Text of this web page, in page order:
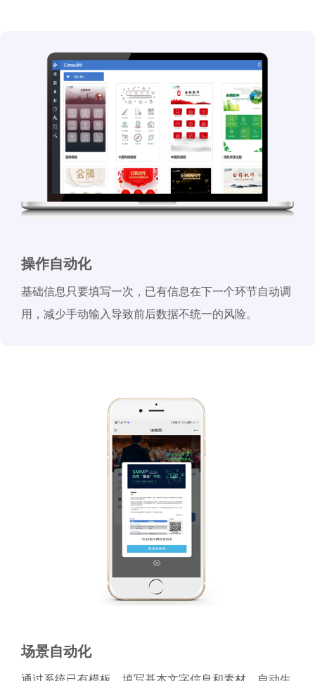
操作自动化
基础信息只要填写一次，已有信息在下一个环节自动调
用，减少手动输入导致前后数据不统一的风险。
场景自动化